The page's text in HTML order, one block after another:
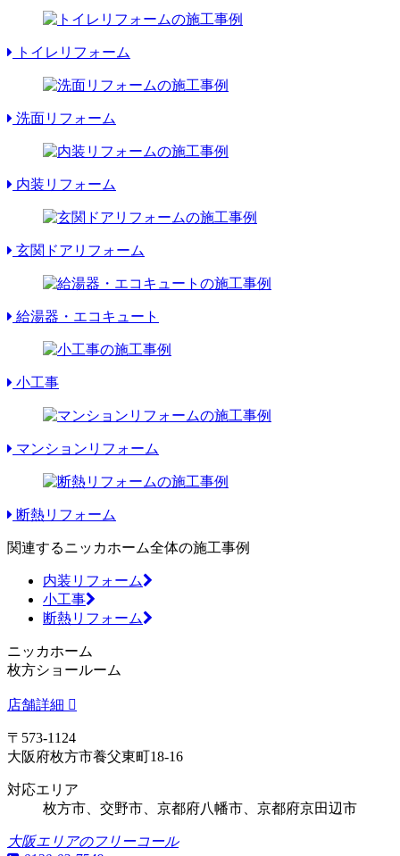
トイレリフォーム
洗面リフォーム
内装リフォーム
玄関ドアリフォーム
給湯器・エコキュート
小工事
マンションリフォーム
断熱リフォーム
関連するニッカホーム全体の施工事例
内装リフォーム
小工事
断熱リフォーム
ニッカホーム
枚方ショールーム
店舗詳細
〒573-1124
大阪府枚方市養父東町18-16
対応エリア
枚方市、交野市、京都府八幡市、京都府京田辺市
大阪エリアのフリーコール